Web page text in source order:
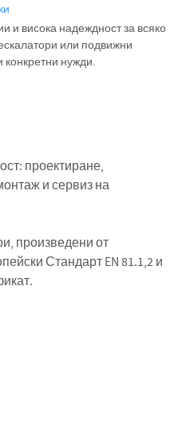
и висока надеждност за всяко
или подвижни
конкретни нужди.
проектиране,
и сервиз на
произведени от
Стандарт EN 81.1,2 и